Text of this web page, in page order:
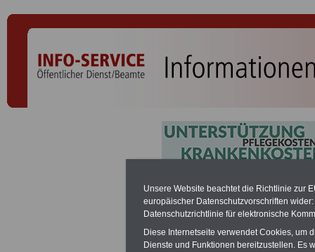
(BBesG) -
Unsere Website beachtet die Richtlinie zur
europäischer Datenschutzvorschriften
Datenschutzrichtlinie für elektronische
Diese Internetseite verwendet Cookies, um
Dienste und Funktionen bereitzustellen. Es